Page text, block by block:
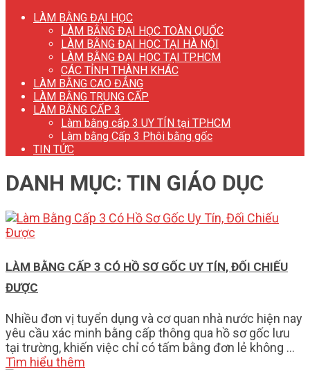
LÀM BẰNG ĐẠI HỌC
LÀM BẰNG ĐẠI HỌC TOÀN QUỐC
LÀM BẰNG ĐẠI HỌC TẠI HÀ NỘI
LÀM BẰNG ĐẠI HỌC TẠI TP.HCM
CÁC TỈNH THÀNH KHÁC
LÀM BẰNG CAO ĐẲNG
LÀM BẰNG TRUNG CẤP
LÀM BẰNG CẤP 3
Làm bằng cấp 3 UY TÍN tại TP.HCM
Làm bằng Cấp 3 Phôi bằng gốc
TIN TỨC
DANH MỤC: TIN GIÁO DỤC
LÀM BẰNG CẤP 3 CÓ HỒ SƠ GỐC UY TÍN, ĐỐI CHIẾU
ĐƯỢC
Nhiều đơn vị tuyển dụng và cơ quan nhà nước hiện nay
yêu cầu xác minh bằng cấp thông qua hồ sơ gốc lưu
tại trường, khiến việc chỉ có tấm bằng đơn lẻ không …
Tìm hiểu thêm